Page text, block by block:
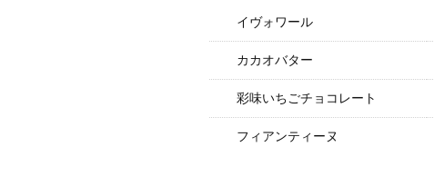
イヴォワール
カカオバター
彩味いちごチョコレート
フィアンティーヌ